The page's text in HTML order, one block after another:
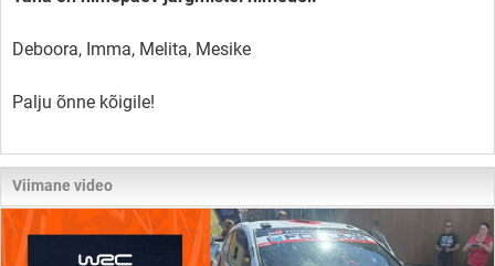
Deboora, Imma, Melita, Mesike
Palju õnne kõigile!
Viimane video